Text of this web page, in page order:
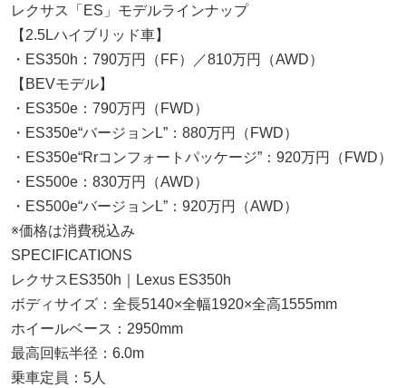
レクサス「ES」モデルラインナップ
【2.5Lハイブリッド車】
・ES350h：790万円（FF）／810万円（AWD）
【BEVモデル】
・ES350e：790万円（FWD）
・ES350e“バージョンL”：880万円（FWD）
・ES350e“Rrコンフォートパッケージ”：920万円（FWD）
・ES500e：830万円（AWD）
・ES500e“バージョンL”：920万円（AWD）
※価格は消費税込み
SPECIFICATIONS
レクサスES350h｜Lexus ES350h
ボディサイズ：全長5140×全幅1920×全高1555mm
ホイールベース：2950mm
最高回転半径：6.0m
乗車定員：5人